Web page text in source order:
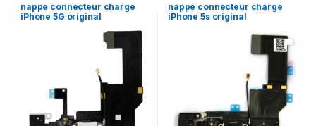
nappe connecteur charge
iPhone 5G original
nappe connecteur charge
iPhone 5s original